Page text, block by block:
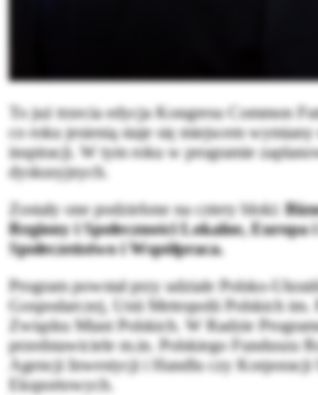
To już trzecia edycja Kongresu Common
co roku jesienią staje się miejscem wymiany
inspiracji. W tym roku w programie
dyskusyjnych.
Zostały one podzielone na cztery bloki:
Regiony i Społeczności Lokalne, Europa
Społeczeństwo i Współpraca.
Program powstał przy udziale Polsko-
Gospodarczej, Unii Metropolii Polskich im.
Związku Miast Polskich. W Radzie
przedstawiciele m.in. Polskiego Funduszu
Agencji Inwestycji i Handlu czy Korporacji
Eksportowych.